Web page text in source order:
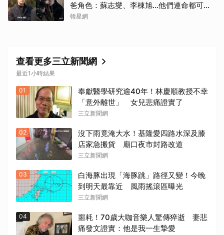
爸角色：蘇志燮、李棟旭...他們連命都可以
不要
韓星網
查看更多三立新聞網
最近1小時結果
01
奉獻醫學研究逾40年！林慶順教授不幸
「意外離世」 女兒悲痛證實了
三立新聞網
02
沒下雨竟淹大水！基隆愛四路水深及膝
店家急搬貨 廟口夜市封路改道
三立新聞網
03
白海豚出現「海豚跳」路徑又變！今晚
到明天最靠近 風雨搖滾區曝光
三立新聞網
04
噩耗！70歲大咖音樂人驚傳猝逝 妻悲
痛發文證實：他是我一生摯愛